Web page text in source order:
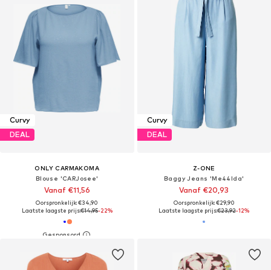
Curvy
DEAL
ONLY CARMAKOMA
Blouse 'CARJosee'
Vanaf €11,56
Oorspronkelijk: €34,90
Laatste laagste prijs:€14,95-22%
Curvy
DEAL
Z-ONE
Baggy Jeans 'Me44lda'
Vanaf €20,93
Oorspronkelijk: €29,90
Laatste laagste prijs:€23,92-12%